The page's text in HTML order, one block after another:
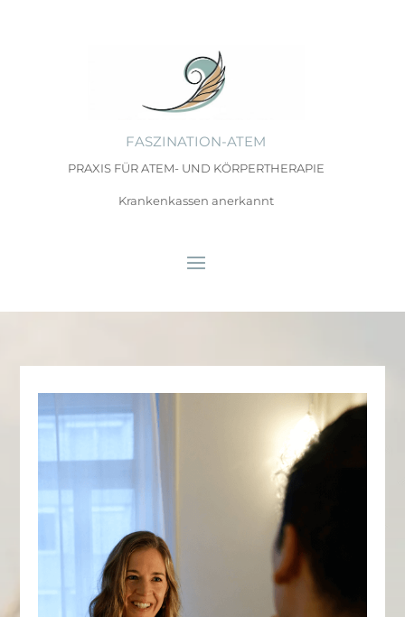
FASZINATION-ATEM
PRAXIS FÜR ATEM- UND KÖRPERTHERAPIE
Krankenkassen anerkannt